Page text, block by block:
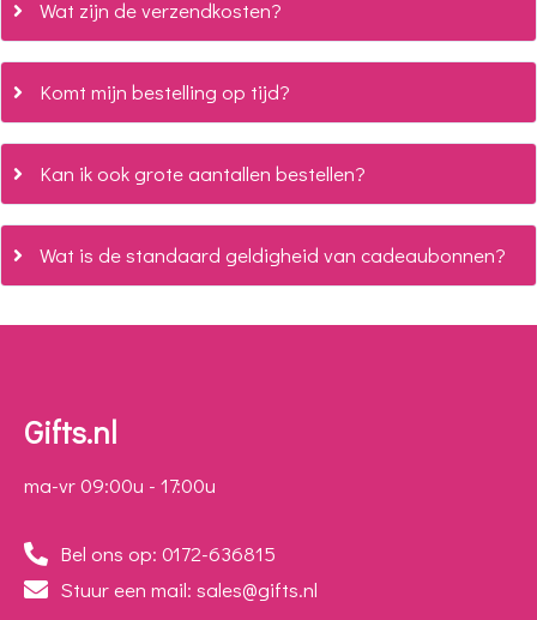
Wat zijn de verzendkosten?
Komt mijn bestelling op tijd?
Kan ik ook grote aantallen bestellen?
Wat is de standaard geldigheid van cadeaubonnen?
Gifts.nl
ma-vr 09:00u - 17:00u
Bel ons op: 0172-636815
Stuur een mail: sales@gifts.nl